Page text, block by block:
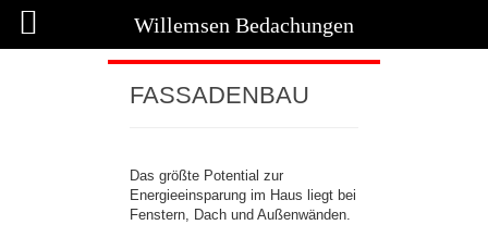
FASSADENBAU
Das größte Potential zur
Energieeinsparung im Haus liegt bei
Fenstern, Dach und Außenwänden.
Willemsen Bedachungen